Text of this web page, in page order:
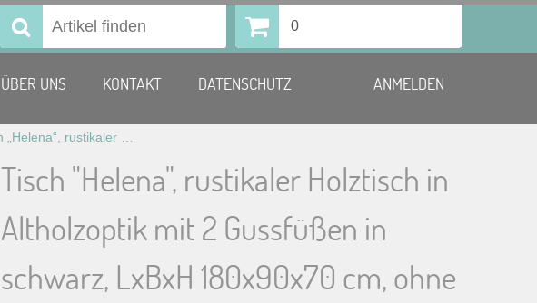
Suchen 0
ÜBER UNS KONTAKT DATENSCHUTZ ANMELDEN
Tisch "Helena", rustikaler Holztisch in
Altholzoptik mit 2 Gussfüßen in
schwarz, LxBxH 180x90x70 cm, ohne